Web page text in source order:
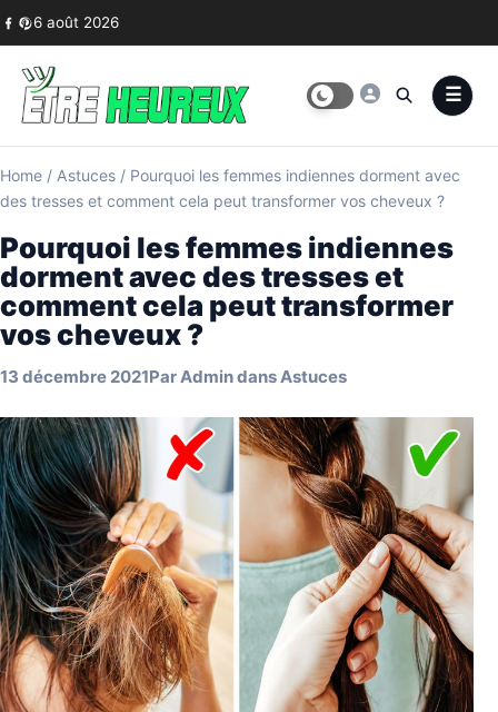
Skip to content
6 août 2026
Home / Astuces / Pourquoi les femmes indiennes dorment avec
des tresses et comment cela peut transformer vos cheveux ?
Pourquoi les femmes indiennes
dorment avec des tresses et
comment cela peut transformer
vos cheveux ?
13 décembre 2021ParAdmindansAstuces